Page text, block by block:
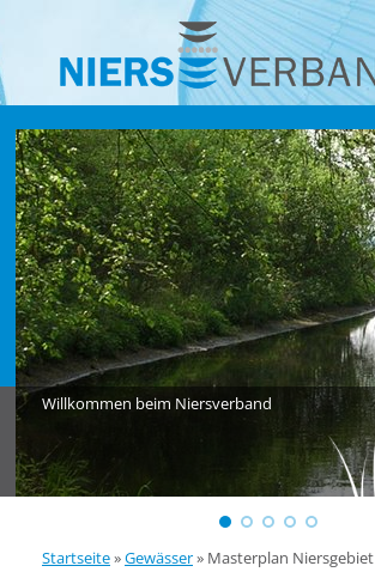
Willkommen beim Niersverband
Startseite»Gewässer» Masterplan Niersgebiet